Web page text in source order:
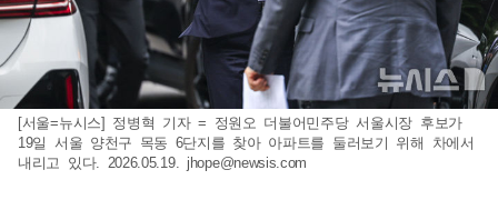
[서울=뉴시스] 정병혁 기자 = 정원오 더불어민주당 서울시장 후보가
19일 서울 양천구 목동 6단지를 찾아 아파트를 둘러보기 위해 차에서
내리고 있다. 2026.05.19. jhope@newsis.com